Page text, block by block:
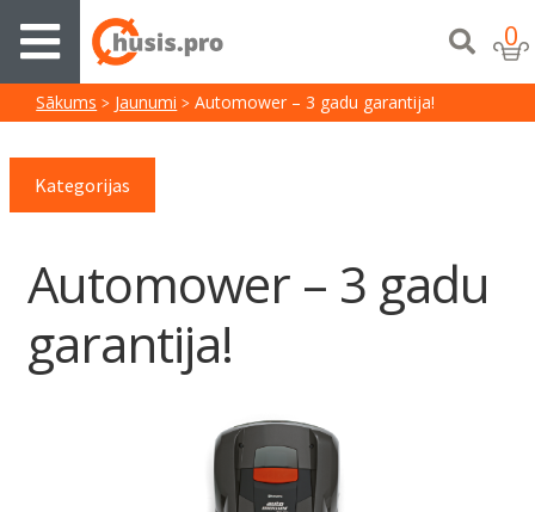
0
Sākums Jaunumi Automower – 3 gadu garantija!
Kategorijas
Automower – 3 gadu
garantija!